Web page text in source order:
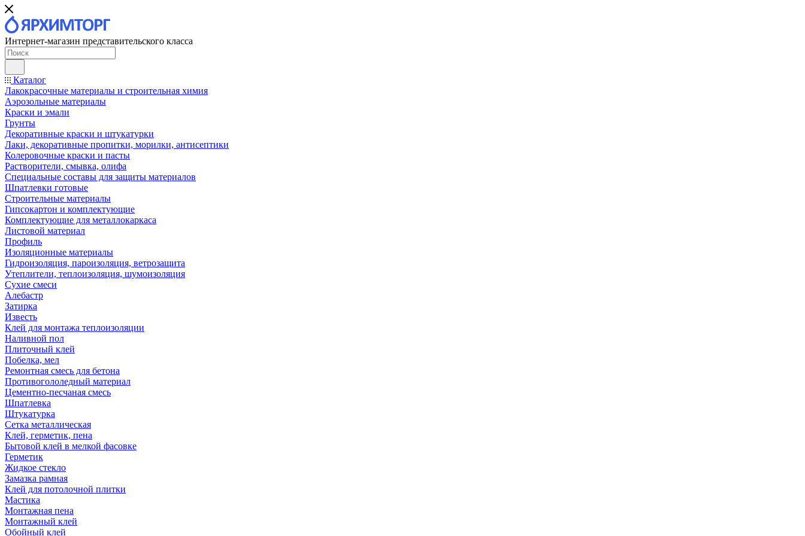
Интернет-магазин представительского класса
Каталог
Лакокрасочные материалы и строительная химия
Аэрозольные материалы
Краски и эмали
Грунты
Декоративные краски и штукатурки
Лаки, декоративные пропитки, морилки, антисептики
Колеровочные краски и пасты
Растворители, смывка, олифа
Специальные составы для защиты материалов
Шпатлевки готовые
Строительные материалы
Гипсокартон и комплектующие
Комплектующие для металлокаркаса
Листовой материал
Профиль
Изоляционные материалы
Гидроизоляция, пароизоляция, ветрозащита
Утеплители, теплоизоляция, шумоизоляция
Сухие смеси
Алебастр
Затирка
Известь
Клей для монтажа теплоизоляции
Наливной пол
Плиточный клей
Побелка, мел
Ремонтная смесь для бетона
Противогололедный материал
Цементно-песчаная смесь
Шпатлевка
Штукатурка
Сетка металлическая
Клей, герметик, пена
Бытовой клей в мелкой фасовке
Герметик
Жидкое стекло
Замазка рамная
Клей для потолочной плитки
Мастика
Монтажная пена
Монтажный клей
Обойный клей